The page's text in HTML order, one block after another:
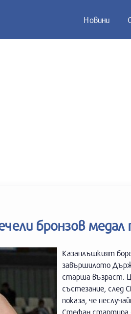
Новини
бронзов
Казанлъшкият
завършилото
старша възраст.
състезание, след
показа, че
Стефан стартира